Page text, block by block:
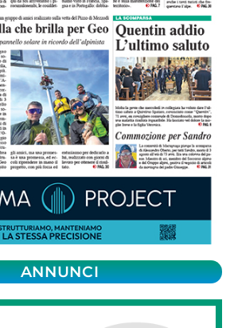
ANNUNCI